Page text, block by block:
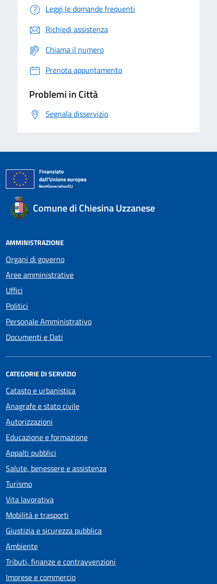
Leggi le domande frequenti
Richiedi assistenza
Chiama il numero
Prenota appuntamento
Problemi in Città
Segnala disservizio
Comune di Chiesina Uzzanese
AMMINISTRAZIONE
Organi di governo
Aree amministrative
Uffici
Politici
Personale Amministrativo
Documenti e Dati
CATEGORIE DI SERVIZIO
Catasto e urbanistica
Anagrafe e stato civile
Autorizzazioni
Educazione e formazione
Appalti pubblici
Salute, benessere e assistenza
Turismo
Vita lavorativa
Mobilità e trasporti
Giustizia e sicurezza pubblica
Ambiente
Tributi, finanze e contravvenzioni
Imprese e commercio